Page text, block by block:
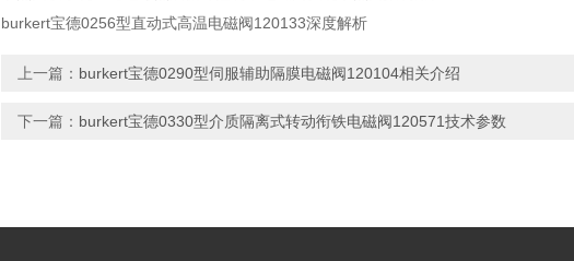
burkert宝德0256型直动式高温电磁阀120133深度解析
上一篇： burkert宝德0290型伺服辅助隔膜电磁阀120104相关介绍
下一篇： burkert宝德0330型介质隔离式转动衔铁电磁阀120571技术参数